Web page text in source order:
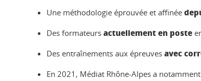
Une méthodologie éprouvée et affinée
Des formateurs actuellement en poste
Des entraînements aux épreuves avec
En 2021, Médiat Rhône-Alpes a